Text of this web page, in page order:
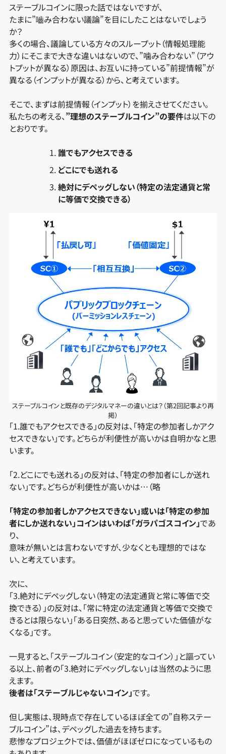
ステーブルコインに限った話ではないですが、
たまに”嚙み合わない議論”を目にしたことはないでしょう
か？
多くの場合、議論している方々のスループット（情報処理能
力）にそこまで大きな違いはないので、”噛み合わない”（アウ
トプットが異なる）原因は、お互いに持っている”前提情報”が
異なる（インプットが異なる）から、と考えています。
そこで、まずは前提情報（インプット）を揃えさせてください。
私たちの考える、”理想のステーブルコイン”の要件は以下の
とおりです。
誰でもアクセスできる
どこにでも送れる
絶対にデペッグしない（特定の法定通貨と常
に等価で交換できる）
ステーブルコインと既存のデジタルマネーの違いとは？（第2回記事より再
掲）
「1.誰でもアクセスできる」の反対は、「特定の参加者しかアク
セスできない」です。どちらが利便性が高いかは自明かなと思
います。
「2.どこにでも送れる」の反対は、「特定の参加者にしか送れ
ない」です。どちらが利便性が高いかは…（略
「特定の参加者しかアクセスできない」或いは「特定の参加
者にしか送れない」コインはいわば「ガラパゴスコイン」であ
り、
意味が無いとは言わないですが、少なくとも理想的ではな
い、と考えています。
次に、
「3.絶対にデペッグしない（特定の法定通貨と常に等価で交
換できる）」の反対は、「常に特定の法定通貨と等価で交換で
きるとは限らない」「ある日突然、あると思っていた価値がな
くなる」です。
一見すると、「ステーブルコイン（安定的なコイン）」と謳ってい
る以上、前者の「3.絶対にデペッグしない」は当然のように思
えます。
後者は「ステーブルじゃないコイン」です。
但し実態は、現時点で存在しているほぼ全ての”自称ステー
ブルコイン”は、デペッグした過去を持ちます。
悲惨なプロジェクトでは、価値がほぼゼロになっているもの